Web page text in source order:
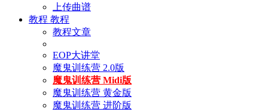
上传曲谱
教程 教程
教程文章
EOP大讲堂
魔鬼训练营 2.0版
魔鬼训练营 Midi版
魔鬼训练营 黄金版
魔鬼训练营 进阶版